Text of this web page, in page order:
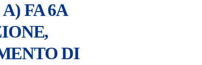
FA 6A
DI